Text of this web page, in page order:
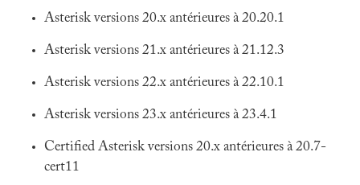
Asterisk versions 20.x antérieures à 20.20.1
Asterisk versions 21.x antérieures à 21.12.3
Asterisk versions 22.x antérieures à 22.10.1
Asterisk versions 23.x antérieures à 23.4.1
Certified Asterisk versions 20.x antérieures à 20.7-
cert11